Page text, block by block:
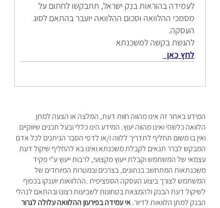
לעמידה בהוראות בנק ישראל, תתבקשו לחתום על
מסמכי ההלוואה וסכום ההלוואה יועבר בהתאם לסוג
העסקה.
להגשת בקשה למשכנתא
לחץ כאן
המידע באתר זה אינו מהווה חוות דעת, המלצה או הצעה למתן
הלוואה כלשהי ואינו מהווה יעוץ. המידע הינו כללי ובעל תכנים שיווקיים
ואין בו משום תחליף לתדריך ללווה ו/או לדפי הסבר הניתנים לכל אדם
המבקש לברר תנאים לקבלת משכנתא ואינו בא להחליף שיקול דעת
עצמאי של המשתמש וקבלת ייעוץ מקצועי, לרבות ייעוץ ע"י פקיד
משכנתאות המתחשב בנתונים, בצרכים ובמטרות המיוחדים של
המשתמש לצורך ביצוע העסקה הספציפית .ההלוואות יוענקו בכפוף
לשיקול דעת הבנק ולהמצאת בטחונות לשביעות רצונו ובהתאם לנהלי
הבנק למתן הלוואות לדיור.אי עמידה בפירעון ההלוואה עלולה לגרור